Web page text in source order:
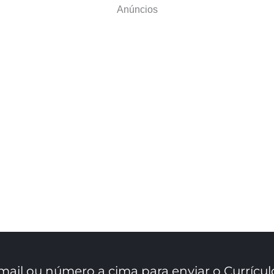
Anúncios
ou número a cima para enviar o